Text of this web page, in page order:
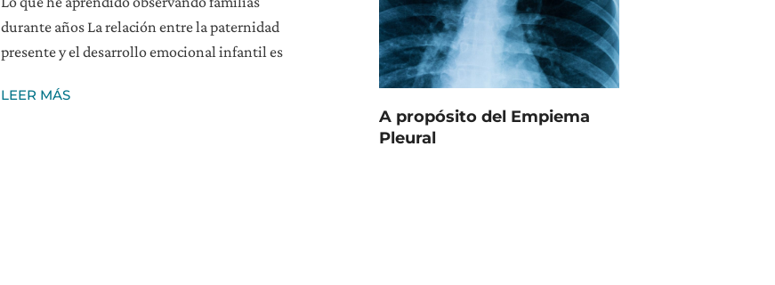
durante años La relación entre la paternidad
presente y el desarrollo emocional infantil es
LEER MÁS
A propósito del Empiema
Pleural